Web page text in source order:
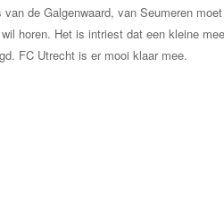
de Galgenwaard, van Seumeren
horen. Het is intriest dat een kleine
FC Utrecht is er mooi klaar mee.